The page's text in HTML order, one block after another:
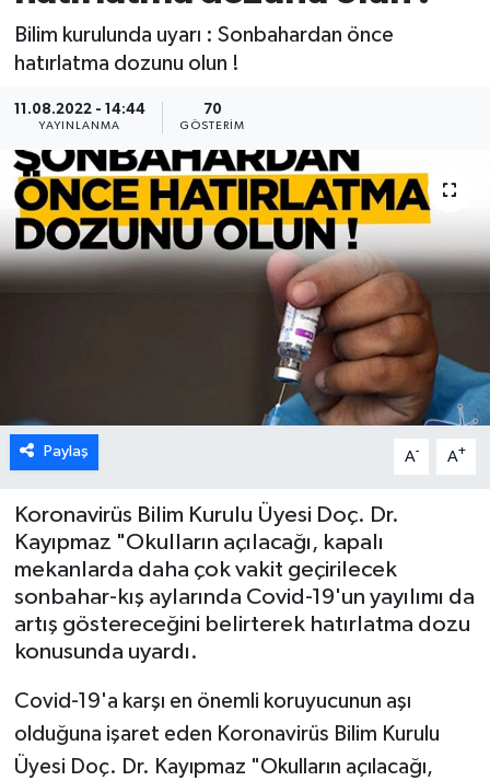
Bilim kurulunda uyarı : Sonbahardan önce
hatırlatma dozunu olun !
11.08.2022 - 14:44
YAYINLANMA
70
GÖSTERIM
Paylaş A- A+
Koronavirüs Bilim Kurulu Üyesi Doç. Dr.
Kayıpmaz "Okulların açılacağı, kapalı
mekanlarda daha çok vakit geçirilecek
sonbahar-kış aylarında Covid-19'un yayılımı da
artış göstereceğini belirterek hatırlatma dozu
konusunda uyardı.
Covid-19'a karşı en önemli koruyucunun aşı
olduğuna işaret eden Koronavirüs Bilim Kurulu
Üyesi Doç. Dr. Kayıpmaz "Okulların açılacağı,